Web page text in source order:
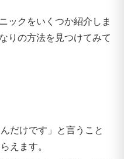
ックをいくつか紹介しま
りの方法を見つけてみて
だけです」と言うこと
えます。